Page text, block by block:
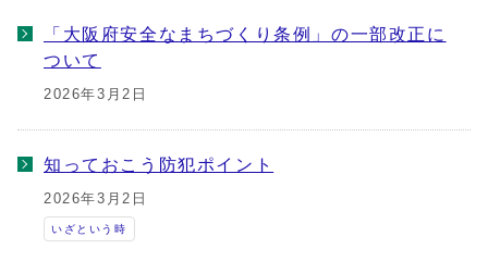
「大阪府安全なまちづくり条例」の一部改正に
ついて
2026年3月2日
知っておこう防犯ポイント
2026年3月2日
いざという時